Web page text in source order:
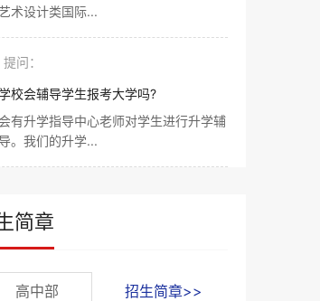
术设计类国际...
问：
校会辅导学生报考大学吗?
有升学指导中心老师对学生进行升学辅
导。我们的升学...
简章
高中部 招生简章>>